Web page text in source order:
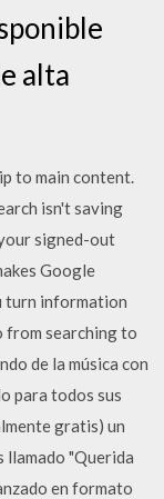
alta
to main content.
isn't saving
signed-out
Google
turn information
from searching to
de la música con
para todos sus
gratis) un
llamado "Querida
en formato